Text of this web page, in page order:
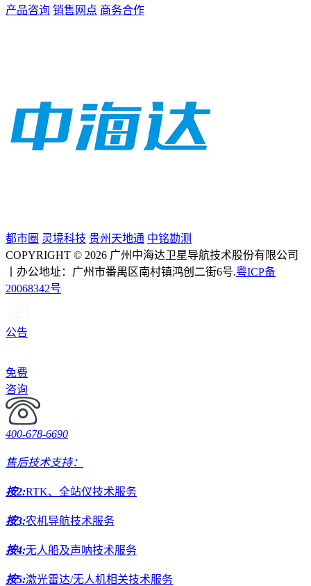
产品咨询 销售网点 商务合作
都市圈 灵境科技 贵州天地通 中铭勘测
COPYRIGHT © 2026 广州中海达卫星导航技术股份有限公司
丨办公地址：广州市番禺区南村镇鸿创二街6号.粤ICP备
20068342号
公告
免费
咨询
400-678-6690
售后技术支持：
按2:RTK、全站仪技术服务
按3:农机导航技术服务
按4:无人船及声呐技术服务
按5:激光雷达/无人机相关技术服务